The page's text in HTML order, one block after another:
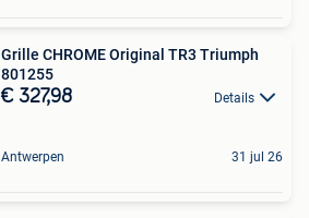
Grille CHROME Original TR3 Triumph
801255
€ 327,98 Details
Antwerpen 31 jul 26